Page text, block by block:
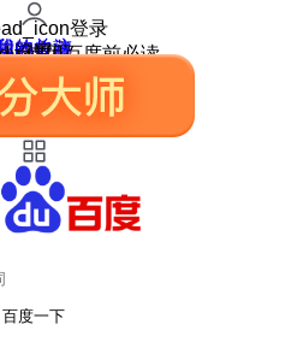
登录
的关注
的收藏
肤中心
户反馈
设置
使用百度前必读
百度一下